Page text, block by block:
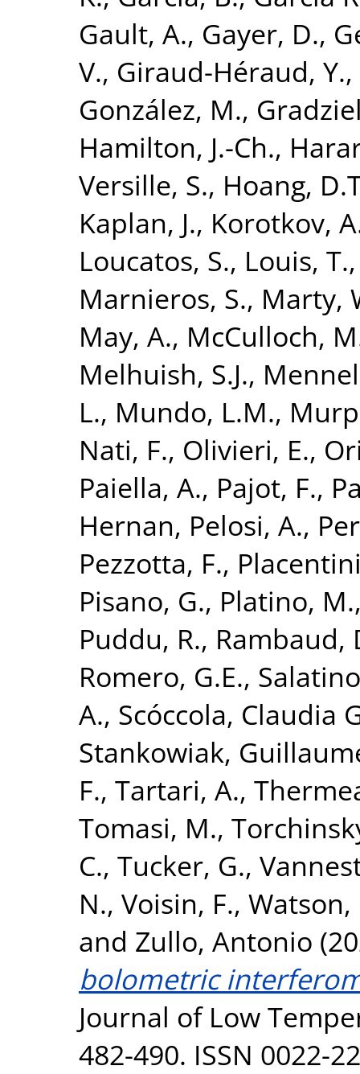
Gault, A., Gayer, D.,
V., Giraud-Héraud, Y.,
González, M.,
Hamilton, J.-Ch.,
Versille, S., Hoang,
Kaplan, J., Korotkov,
Loucatos, S., Louis, T.
Marnieros, S., Marty,
May, A., McCulloch,
Melhuish, S.J.,
L., Mundo, L.M.,
Nati, F., Olivieri, E.,
Paiella, A., Pajot, F.,
Hernan, Pelosi, A.,
Pezzotta, F.,
Pisano, G., Platino, M.
Puddu, R., Rambaud,
Romero, G.E.,
A., Scóccola, Claudia
Stankowiak,
F., Tartari, A.,
Tomasi, M.,
C., Tucker, G.,
N., Voisin, F., Watson,
and Zullo, Antonio
bolometric
Journal of Low
482-490. ISSN 0022-